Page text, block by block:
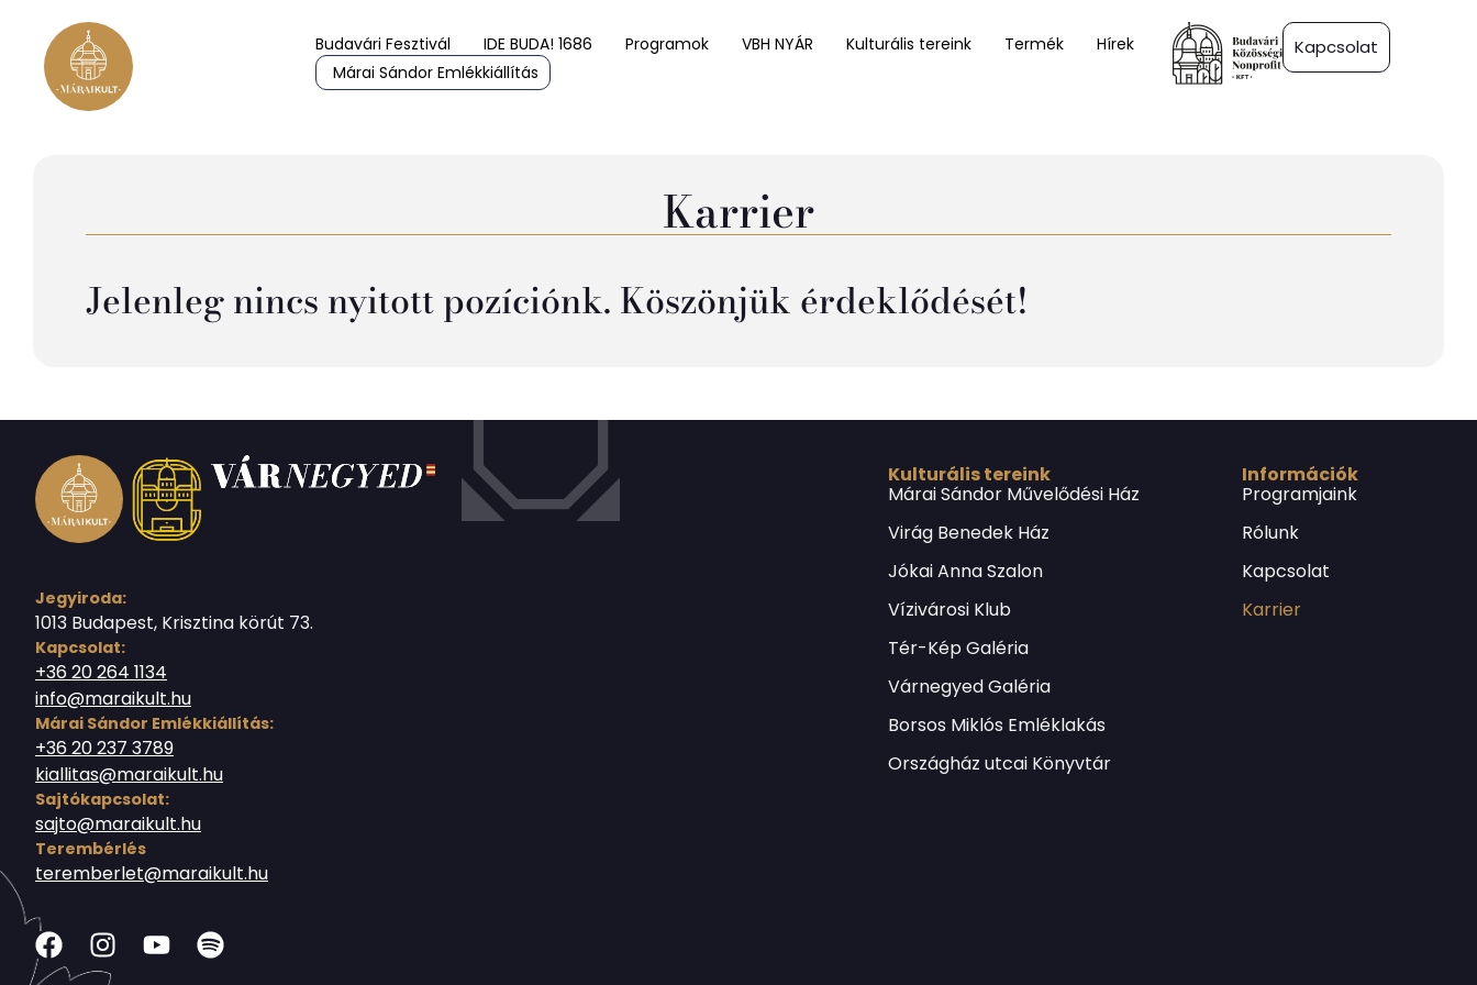
Budavári Fesztivál IDE BUDA! 1686 Programok VBH NYÁR Kulturális tereink Termék
Hírek
Márai Sándor Emlékkiállítás
Kapcsolat
Karrier
Jelenleg nincs nyitott pozíciónk. Köszönjük érdeklődését!
Jegyiroda:
1013 Budapest, Krisztina körút 73.
Kapcsolat:
+36 20 264 1134
info@maraikult.hu
Márai Sándor Emlékkiállítás:
+36 20 237 3789
kiallitas@maraikult.hu
Sajtókapcsolat:
sajto@maraikult.hu
Terembérlés
teremberlet@maraikult.hu
Kulturális tereink
Márai Sándor Művelődési Ház
Virág Benedek Ház
Jókai Anna Szalon
Vízivárosi Klub
Tér-Kép Galéria
Várnegyed Galéria
Borsos Miklós Emléklakás
Országház utcai Könyvtár
Információk
Programjaink
Rólunk
Kapcsolat
Karrier